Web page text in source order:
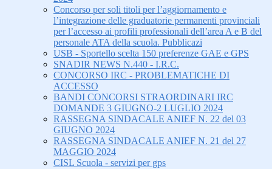
Concorso per soli titoli per l’aggiornamento e
l’integrazione delle graduatorie permanenti provinciali
per l’accesso ai profili professionali dell’area A e B del
personale ATA della scuola. Pubblicazi
USB - Sportello scelta 150 preferenze GAE e GPS
SNADIR NEWS N.440 - I.R.C.
CONCORSO IRC - PROBLEMATICHE DI
ACCESSO
BANDI CONCORSI STRAORDINARI IRC
DOMANDE 3 GIUGNO-2 LUGLIO 2024
RASSEGNA SINDACALE ANIEF N. 22 del 03
GIUGNO 2024
RASSEGNA SINDACALE ANIEF N. 21 del 27
MAGGIO 2024
CISL Scuola - servizi per gps